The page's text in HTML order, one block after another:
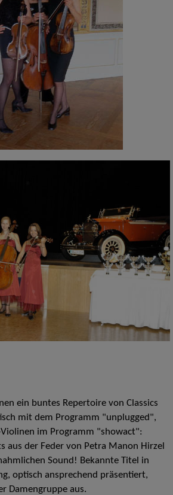
ein buntes Repertoire von Classics
mit dem Programm "unplugged",
im Programm "showact":
aus der Feder von Petra Manon Hirzel
Sound! Bekannte Titel in
optisch ansprechend präsentiert,
Damengruppe aus.